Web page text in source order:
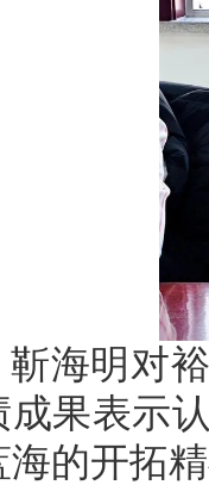
靳海明对
成果表示
海的开拓